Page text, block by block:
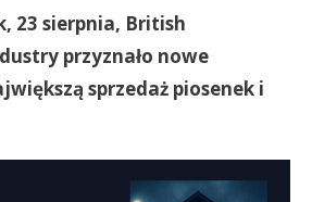
23 sierpnia, British
przyznało nowe
sprzedaż piosenek i